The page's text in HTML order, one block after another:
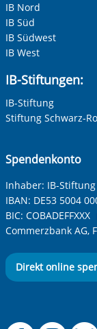
IB Nord
IB Süd
IB Südwest
IB West
IB-Stiftungen:
IB-Stiftung
Stiftung Schwarz-
Spendenkonto
Inhaber: IB-Stiftung
IBAN: DE53 5004
BIC: COBADEFFXXX
Commerzbank AG,
Direkt online